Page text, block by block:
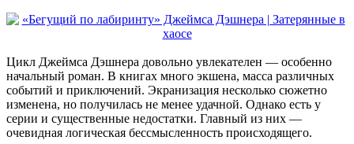
Цикл Джеймса Дэшнера довольно увлекателен — особенно
начальный роман. В книгах много экшена, масса различных
событий и приключений. Экранизация несколько сюжетно
изменена, но получилась не менее удачной. Однако есть у
серии и существенные недостатки. Главный из них —
очевидная логическая бессмысленность происходящего.